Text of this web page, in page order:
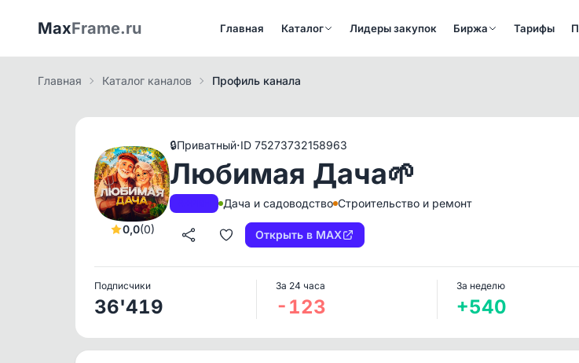
MaxFrame.ru Главная Каталог Лидеры закупок Биржа Тарифы
Главная Каталог каналов Профиль канала
0,0(0)
🔒Приватный·ID 75273732158963
Любимая Дача🌱
Дача и садоводство Строительство и ремонт
Открыть в MAX
Подписчики
36'419
За 24 часа
-123
За неделю
+540